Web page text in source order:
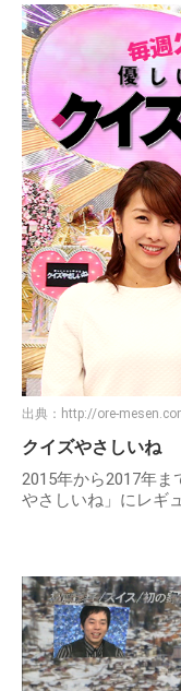
出典： http://ore-
クイズやさしいね
2015年から2017年
やさしいね」にレギ